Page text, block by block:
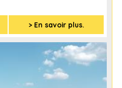
> En savoir plus.